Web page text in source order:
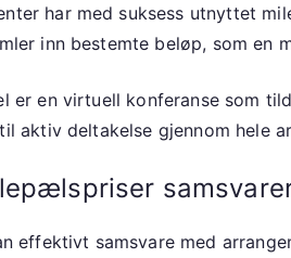
har med suksess utnyttet
inn bestemte beløp, som
er en virtuell konferanse som
aktiv deltakelse gjennom hele
effektivt samsvare med